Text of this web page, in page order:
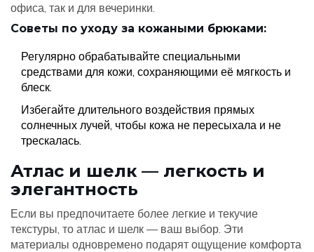
офиса, так и для вечеринки.
Советы по уходу за кожаными брюками:
Регулярно обрабатывайте специальными
средствами для кожи, сохраняющими её мягкость и
блеск.
Избегайте длительного воздействия прямых
солнечных лучей, чтобы кожа не пересыхала и не
трескалась.
Атлас и шелк — легкость и
элегантность
Если вы предпочитаете более легкие и текучие
текстуры, то атлас и шелк — ваш выбор. Эти
материалы одновремено подарят ощущение комфорта